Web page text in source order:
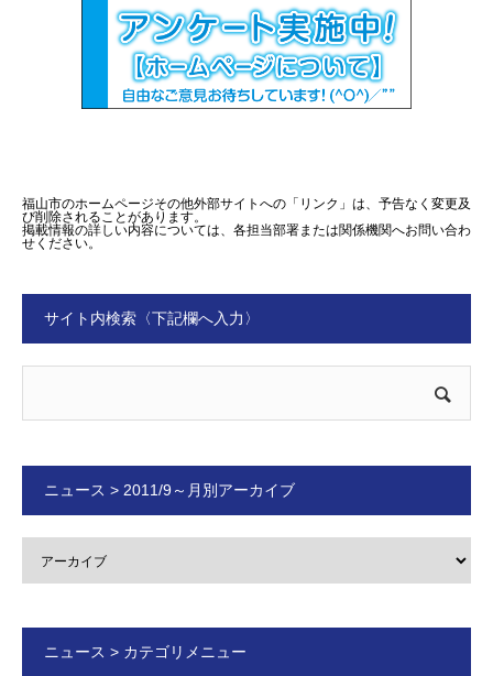
福山市のホームページその他外部サイトへの「リンク」は、予告なく変更及
び削除されることがあります。
掲載情報の詳しい内容については、各担当部署または関係機関へお問い合わ
せください。
サイト内検索〈下記欄へ入力〉
ニュース > 2011/9～月別アーカイブ
ニュース > カテゴリメニュー